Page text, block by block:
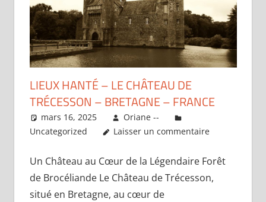
LIEUX HANTÉ – LE CHÂTEAU DE
TRÉCESSON – BRETAGNE – FRANCE
mars 16, 2025
Oriane --
Uncategorized
Laisser un commentaire
Un Château au Cœur de la Légendaire Forêt
de Brocéliande Le Château de Trécesson,
situé en Bretagne, au cœur de